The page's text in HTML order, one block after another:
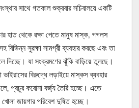
সাথে গতকাল শুক্রবার সচিবালয়ে একটি
হাত থেকে রক্ষা পেতে মানুষ মাস্ক, গগলস
বিভিন্ন সুরক্ষা সামগ্রী ব্যবহার করছে এবং তা
দিচ্ছে। যা সংক্রমণের ঝুঁকি বাড়িয়ে তুলছে।
বিরুদ্ধে লড়াইয়ে মাস্কস ব্যবহার
প্রচুর করোনা বর্জ্য তৈরি হচ্ছে। এতে
জায়গার পরিবেশ দুষিত হচ্ছে।